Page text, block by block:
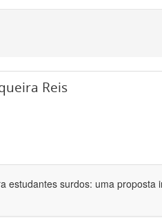
Reis
estudantes surdos: uma proposta